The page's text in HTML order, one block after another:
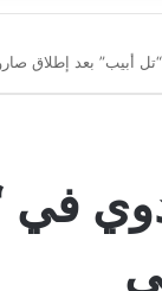
أبيب” بعد إطلاق
في